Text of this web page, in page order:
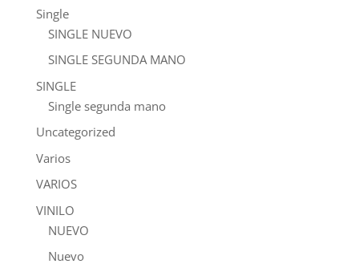
Single
SINGLE NUEVO
SINGLE SEGUNDA MANO
SINGLE
Single segunda mano
Uncategorized
Varios
VARIOS
VINILO
NUEVO
Nuevo